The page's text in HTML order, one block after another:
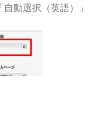
動選択（英語）」